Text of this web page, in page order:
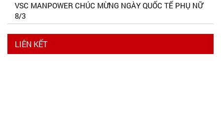
VSC MANPOWER CHÚC MỪNG NGÀY QUỐC TẾ PHỤ NỮ
8/3
LIÊN KẾT